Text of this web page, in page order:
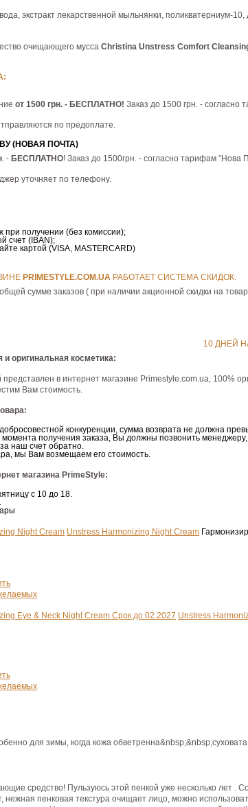
экстракт лекарственной мыльнянки, поликватерниум-
очищающего мусса Christina Unstress Comfort
от 1500 грн. - БЕСПЛАТНО! Заказ до 1500 грн. -
по предоплате.
(НОВАЯ ПОЧТА)
. - БЕСПЛАТНО! Заказ до 1500грн. - согласно тарифам "Нова
уточняет по телефону.
получении (без комиссии);
счет (IBAN);
картой (VISA, MASTERCARD)
РRIMESTYLE.COM.UA РАБОТАЕТ СИСТЕМА СКИДОК.
сумме заказов ( при наличии акционной скидки на
10 ДНЕЙ
и оригинальная косметика:
представлен в интернет магазине Рrimestyle.com.ua, 100%
Вам стоимость.
конкуренции, сумма возврата не должна
получения заказа, Вы должны позвонить
наш счет обратно.
мы Вам возмещаем его стоимость.
магазина PrimeStyle:
с 10 до 18.
Unstress Harmonizing Night Cream
Unstress
для зимы, когда кожа
средство! Пульзуюсь этой пенкой уже несколько лет .
нежная пенковая текстура очищает лицо, можно